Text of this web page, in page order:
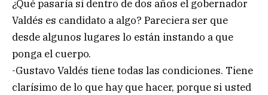
¿Qué pasaría si dentro de dos años el gobernador
Valdés es candidato a algo? Pareciera ser que
desde algunos lugares lo están instando a que
ponga el cuerpo.
-Gustavo Valdés tiene todas las condiciones. Tiene
clarísimo de lo que hay que hacer, porque si usted